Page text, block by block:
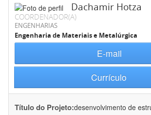
Dachamir Hotza
COORDENADOR(A)
ENGENHARIAS
Engenharia de Materiais e Metalúrgica
E-mail
Currículo
Título do Projeto:desenvolvimento de